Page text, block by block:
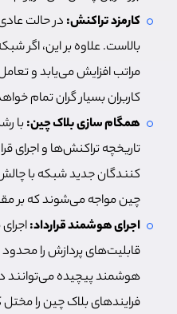
کارمزد تراکنش‌:‌ در حالت
بالاست. علاوه بر این، اگر
مراتب افزایش می‌یابد و
کاربران بسیار گران تمام
همگام سازی بلاک چین: با
تاریخچه تراکنش‌ها و اجرای
کنندگان جدید شبکه با
چین مواجه می‌شوند که بر
اجرای هوشمند قرارداد:
قابلیت‌های پردازش را
هوشمند پیچیده می‌توانند
فرایندهای بلاک چین را